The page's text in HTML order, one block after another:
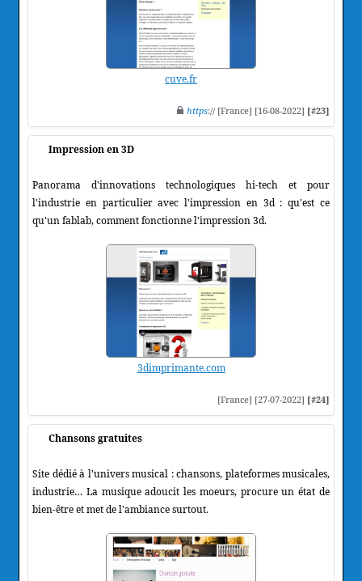
cuve.fr
https:// [France] [16-08-2022] [#23]
Impression en 3D
Panorama d'innovations technologiques hi-tech et pour
l'industrie en particulier avec l'impression en 3d : qu'est ce
qu'un fablab, comment fonctionne l'impression 3d.
3dimprimante.com
[France] [27-07-2022] [#24]
Chansons gratuites
Site dédié à l'univers musical : chansons, plateformes musicales,
industrie… La musique adoucit les moeurs, procure un état de
bien-être et met de l'ambiance surtout.